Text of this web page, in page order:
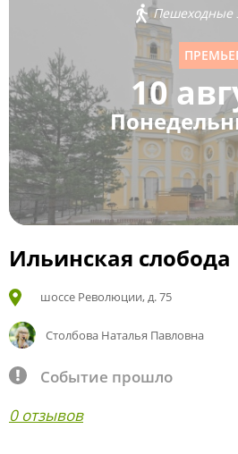
Пешеходные
10
Ильинская слобода
шоссе Революции, д. 75
Столбова Наталья Павловна
Событие прошло
0 отзывов